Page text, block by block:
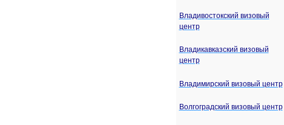
Владивостокский визовый
центр
Владикавказский визовый
центр
Владимирский визовый центр
Волгоградский визовый центр